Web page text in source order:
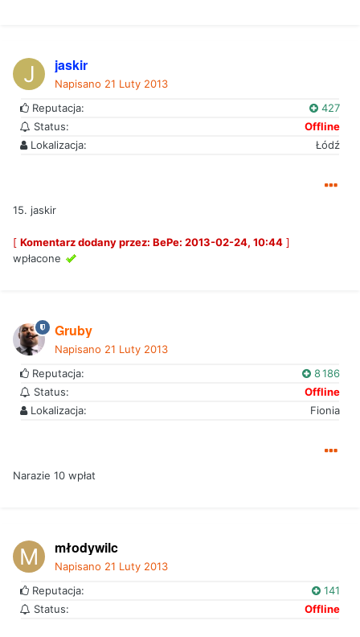
jaskir
Napisano 21 Luty 2013
Reputacja:
427
Status:
Offline
Lokalizacja:
Łódź
15. jaskir
[ Komentarz dodany przez: BePe: 2013-02-24, 10:44 ]
wpłacone
Gruby
Napisano 21 Luty 2013
Reputacja:
8 186
Status:
Offline
Lokalizacja:
Fionia
Narazie 10 wpłat
młodywilc
Napisano 21 Luty 2013
Reputacja:
141
Status:
Offline